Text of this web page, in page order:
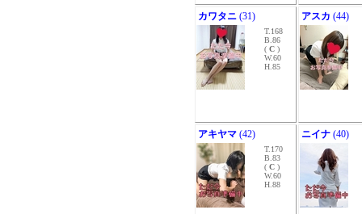
カワタニ (31)
T.168
B.86
( C )
W.60
H.85
アスカ (44)
アキヤマ (42)
T.170
B.83
( C )
W.60
H.88
ニイナ (40)